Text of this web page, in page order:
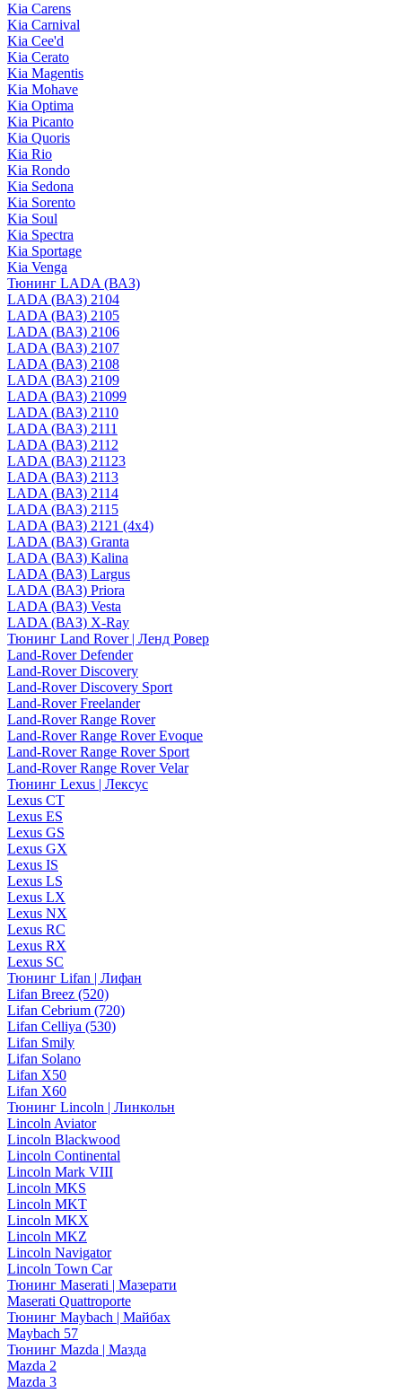
Kia Carens
Kia Carnival
Kia Cee'd
Kia Cerato
Kia Magentis
Kia Mohave
Kia Optima
Kia Picanto
Kia Quoris
Kia Rio
Kia Rondo
Kia Sedona
Kia Sorento
Kia Soul
Kia Spectra
Kia Sportage
Kia Venga
Тюнинг LADA (ВАЗ)
LADA (ВАЗ) 2104
LADA (ВАЗ) 2105
LADA (ВАЗ) 2106
LADA (ВАЗ) 2107
LADA (ВАЗ) 2108
LADA (ВАЗ) 2109
LADA (ВАЗ) 21099
LADA (ВАЗ) 2110
LADA (ВАЗ) 2111
LADA (ВАЗ) 2112
LADA (ВАЗ) 21123
LADA (ВАЗ) 2113
LADA (ВАЗ) 2114
LADA (ВАЗ) 2115
LADA (ВАЗ) 2121 (4x4)
LADA (ВАЗ) Granta
LADA (ВАЗ) Kalina
LADA (ВАЗ) Largus
LADA (ВАЗ) Priora
LADA (ВАЗ) Vesta
LADA (ВАЗ) X-Ray
Тюнинг Land Rover | Ленд Ровер
Land-Rover Defender
Land-Rover Discovery
Land-Rover Discovery Sport
Land-Rover Freelander
Land-Rover Range Rover
Land-Rover Range Rover Evoque
Land-Rover Range Rover Sport
Land-Rover Range Rover Velar
Тюнинг Lexus | Лексус
Lexus CT
Lexus ES
Lexus GS
Lexus GX
Lexus IS
Lexus LS
Lexus LX
Lexus NX
Lexus RC
Lexus RX
Lexus SC
Тюнинг Lifan | Лифан
Lifan Breez (520)
Lifan Cebrium (720)
Lifan Celliya (530)
Lifan Smily
Lifan Solano
Lifan X50
Lifan X60
Тюнинг Lincoln | Линкольн
Lincoln Aviator
Lincoln Blackwood
Lincoln Continental
Lincoln Mark VIII
Lincoln MKS
Lincoln MKT
Lincoln MKX
Lincoln MKZ
Lincoln Navigator
Lincoln Town Car
Тюнинг Maserati | Мазерати
Maserati Quattroporte
Тюнинг Maybach | Майбах
Maybach 57
Тюнинг Mazda | Мазда
Mazda 2
Mazda 3